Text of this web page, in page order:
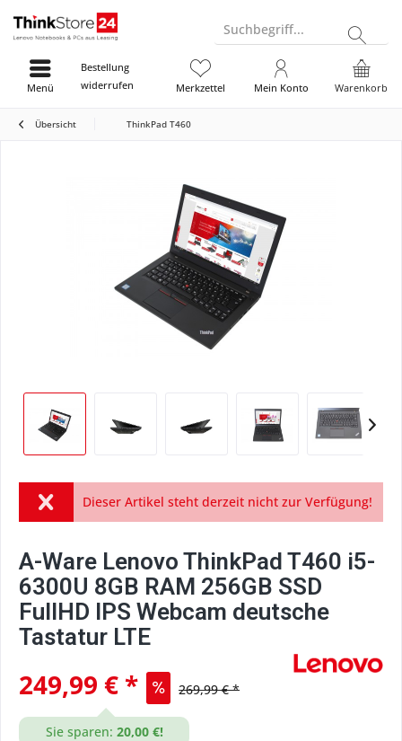
Suchbegriff...
Bestellung
widerrufen
Warenkorb
Merkzettel Mein Konto
Menü
Übersicht ThinkPad T460
Dieser Artikel steht derzeit nicht zur Verfügung!
A-Ware Lenovo ThinkPad T460 i5-
6300U 8GB RAM 256GB SSD
FullHD IPS Webcam deutsche
Tastatur LTE
249,99 € * 269,99 € *
Sie sparen: 20,00 €!